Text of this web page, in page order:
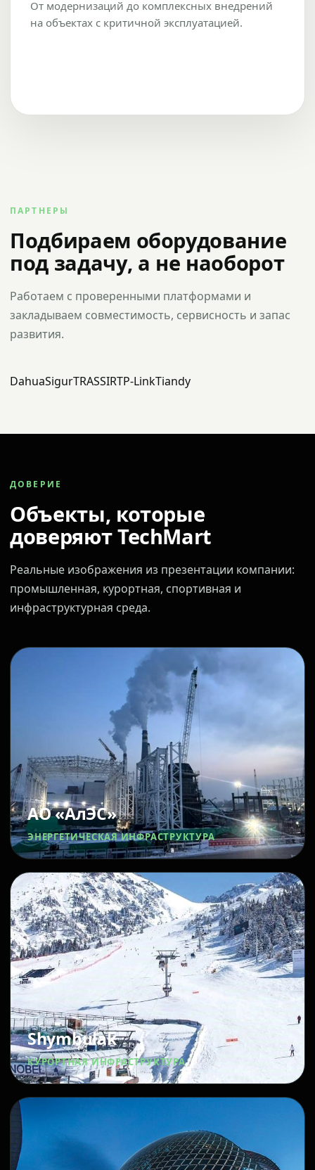
От модернизаций до комплексных внедрений
на объектах с критичной эксплуатацией.
ПАРТНЕРЫ
Подбираем оборудование
под задачу, а не наоборот
Работаем с проверенными платформами и
закладываем совместимость, сервисность и запас
развития.
DahuaSigurTRASSIRTP-LinkTiandy
ДОВЕРИЕ
Объекты, которые
доверяют TechMart
Реальные изображения из презентации компании:
промышленная, курортная, спортивная и
инфраструктурная среда.
АО «АлЭС»
ЭНЕРГЕТИЧЕСКАЯ ИНФРАСТРУКТУРА
Shymbulak
КУРОРТНАЯ ИНФРАСТРУКТУРА